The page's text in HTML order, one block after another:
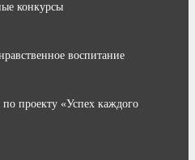
конкурсы
воспитание
проекту «Успех каждого